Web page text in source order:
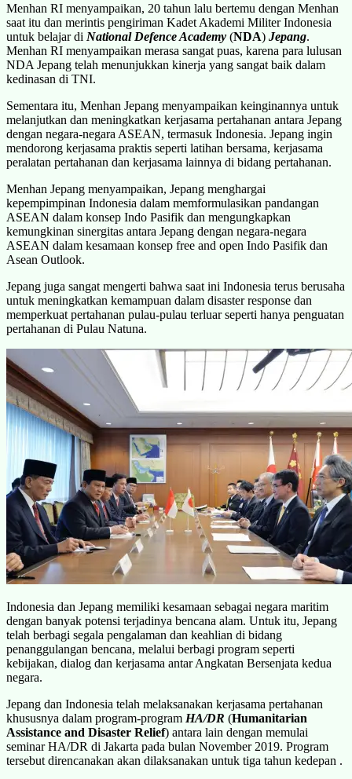
Menhan RI menyampaikan, 20 tahun lalu bertemu dengan Menhan
saat itu dan merintis pengiriman Kadet Akademi Militer Indonesia
untuk belajar di National Defence Academy (NDA) Jepang.
Menhan RI menyampaikan merasa sangat puas, karena para lulusan
NDA Jepang telah menunjukkan kinerja yang sangat baik dalam
kedinasan di TNI.
Sementara itu, Menhan Jepang menyampaikan keinginannya untuk
melanjutkan dan meningkatkan kerjasama pertahanan antara Jepang
dengan negara-negara ASEAN, termasuk Indonesia. Jepang ingin
mendorong kerjasama praktis seperti latihan bersama, kerjasama
peralatan pertahanan dan kerjasama lainnya di bidang pertahanan.
Menhan Jepang menyampaikan, Jepang menghargai
kepempimpinan Indonesia dalam memformulasikan pandangan
ASEAN dalam konsep Indo Pasifik dan mengungkapkan
kemungkinan sinergitas antara Jepang dengan negara-negara
ASEAN dalam kesamaan konsep free and open Indo Pasifik dan
Asean Outlook.
Jepang juga sangat mengerti bahwa saat ini Indonesia terus berusaha
untuk meningkatkan kemampuan dalam disaster response dan
memperkuat pertahanan pulau-pulau terluar seperti hanya penguatan
pertahanan di Pulau Natuna.
Indonesia dan Jepang memiliki kesamaan sebagai negara maritim
dengan banyak potensi terjadinya bencana alam. Untuk itu, Jepang
telah berbagi segala pengalaman dan keahlian di bidang
penanggulangan bencana, melalui berbagi program seperti
kebijakan, dialog dan kerjasama antar Angkatan Bersenjata kedua
negara.
Jepang dan Indonesia telah melaksanakan kerjasama pertahanan
khususnya dalam program-program HA/DR (Humanitarian
Assistance and Disaster Relief) antara lain dengan memulai
seminar HA/DR di Jakarta pada bulan November 2019. Program
tersebut direncanakan akan dilaksanakan untuk tiga tahun kedepan .